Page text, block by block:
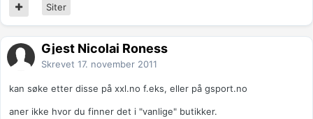
Siter
Gjest Nicolai Roness
Skrevet 17. november 2011
kan søke etter disse på xxl.no f.eks, eller på gsport.no
aner ikke hvor du finner det i "vanlige" butikker.